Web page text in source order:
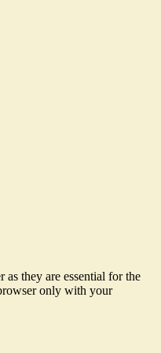
they are essential for the
only with your